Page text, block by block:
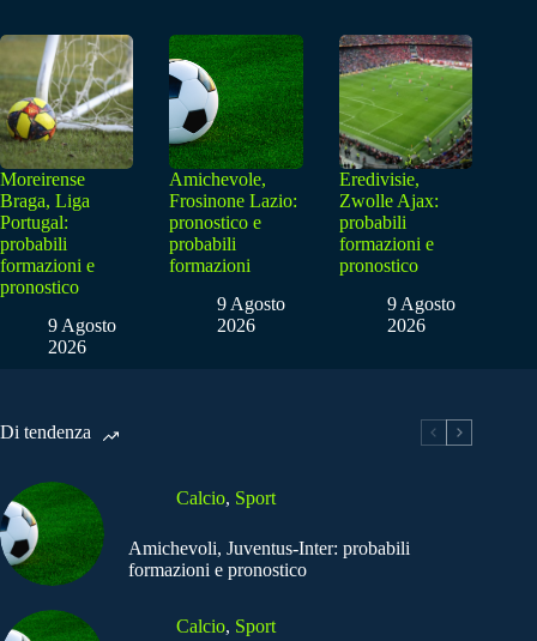
Moreirense
Braga, Liga
Portugal:
probabili
formazioni e
pronostico
9 Agosto
2026
Amichevole,
Frosinone Lazio:
pronostico e
probabili
formazioni
9 Agosto
2026
Eredivisie,
Zwolle Ajax:
probabili
formazioni e
pronostico
9 Agosto
2026
Di tendenza
Calcio, Sport
Amichevoli, Juventus-Inter: probabili
formazioni e pronostico
Calcio, Sport